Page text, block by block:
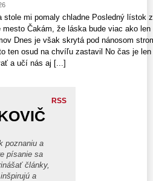
stole mi pomaly chladne Posledný lístok
mesto Čakám, že láska bude viac ako
Dnes je však skrytá pod nánosom
ten osud na chvíľu zastavil No čas je
a učí nás aj [...]
RSS
poznaniu a
písanie sa
články,
a